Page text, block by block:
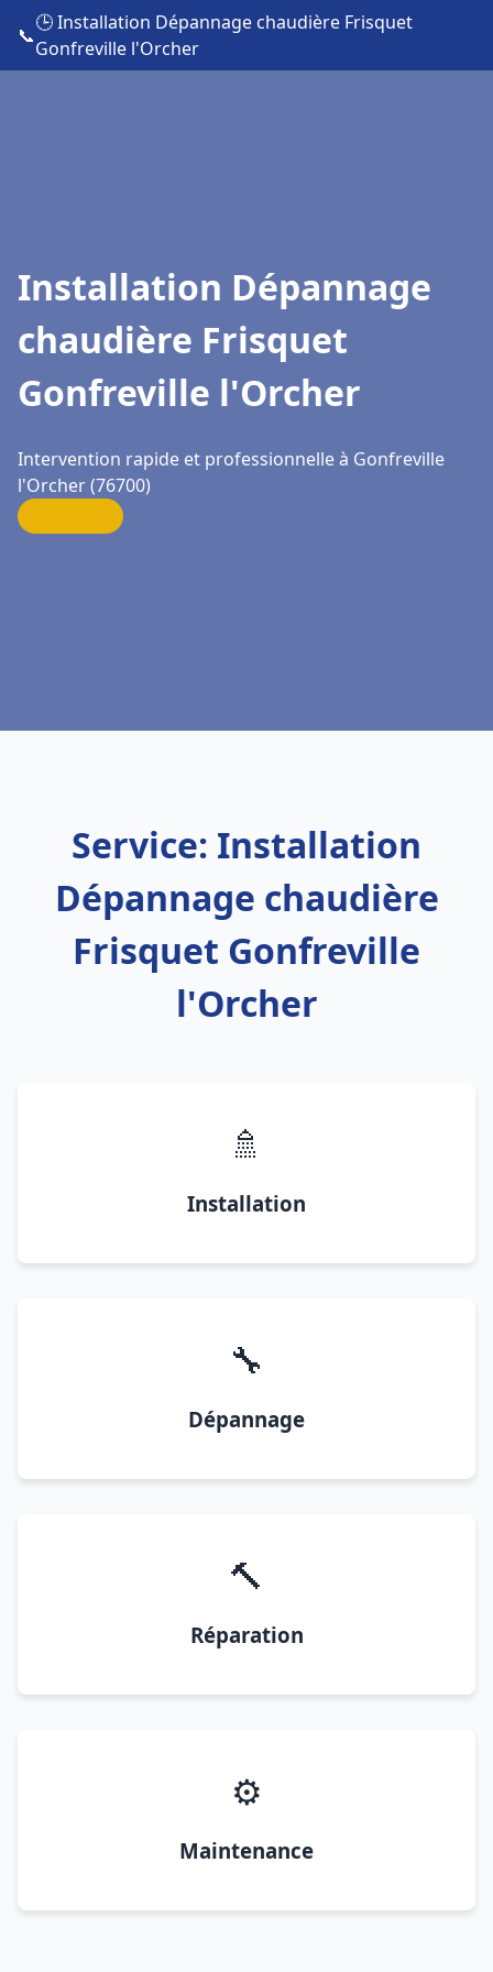
📞
🕒 Installation Dépannage chaudière Frisquet
Gonfreville l'Orcher
Installation Dépannage
chaudière Frisquet
Gonfreville l'Orcher
Intervention rapide et professionnelle à Gonfreville
l'Orcher (76700)
Service: Installation
Dépannage chaudière
Frisquet Gonfreville
l'Orcher
🚿
Installation
🔧
Dépannage
🔨
Réparation
⚙️
Maintenance